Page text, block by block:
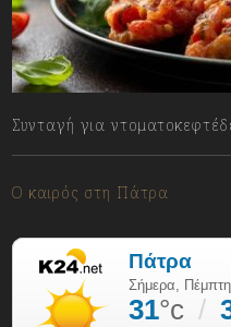
Συνταγή για
Ο καιρός στη Πάτρα